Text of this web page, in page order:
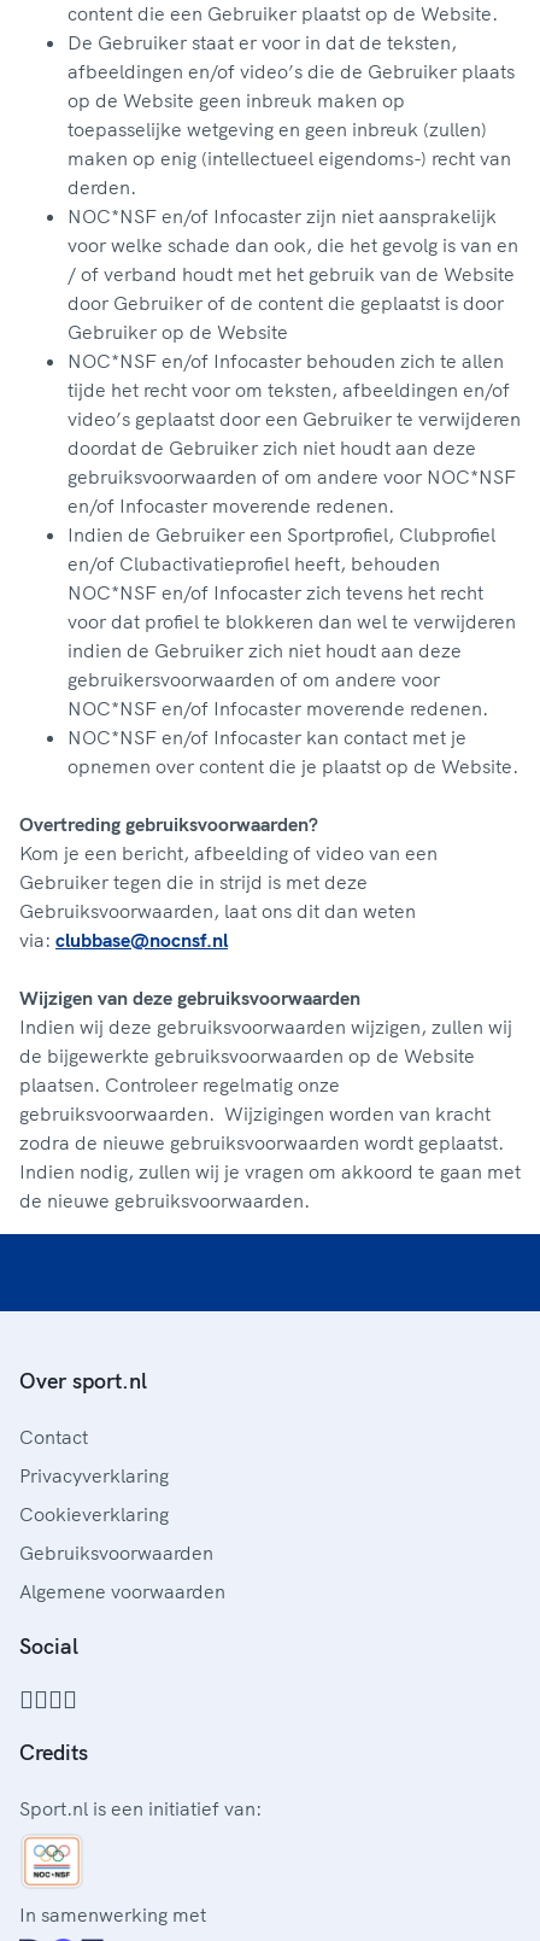
content die een Gebruiker plaatst op de Website.
De Gebruiker staat er voor in dat de teksten,
afbeeldingen en/of video’s die de Gebruiker plaats
op de Website geen inbreuk maken op
toepasselijke wetgeving en geen inbreuk (zullen)
maken op enig (intellectueel eigendoms-) recht van
derden.
NOC*NSF en/of Infocaster zijn niet aansprakelijk
voor welke schade dan ook, die het gevolg is van en
/ of verband houdt met het gebruik van de Website
door Gebruiker of de content die geplaatst is door
Gebruiker op de Website
NOC*NSF en/of Infocaster behouden zich te allen
tijde het recht voor om teksten, afbeeldingen en/of
video’s geplaatst door een Gebruiker te verwijderen
doordat de Gebruiker zich niet houdt aan deze
gebruiksvoorwaarden of om andere voor NOC*NSF
en/of Infocaster moverende redenen.
Indien de Gebruiker een Sportprofiel, Clubprofiel
en/of Clubactivatieprofiel heeft, behouden
NOC*NSF en/of Infocaster zich tevens het recht
voor dat profiel te blokkeren dan wel te verwijderen
indien de Gebruiker zich niet houdt aan deze
gebruikersvoorwaarden of om andere voor
NOC*NSF en/of Infocaster moverende redenen.
NOC*NSF en/of Infocaster kan contact met je
opnemen over content die je plaatst op de Website.
Overtreding gebruiksvoorwaarden?
Kom je een bericht, afbeelding of video van een
Gebruiker tegen die in strijd is met deze
Gebruiksvoorwaarden, laat ons dit dan weten
via: clubbase@nocnsf.nl
Wijzigen van deze gebruiksvoorwaarden
Indien wij deze gebruiksvoorwaarden wijzigen, zullen wij
de bijgewerkte gebruiksvoorwaarden op de Website
plaatsen. Controleer regelmatig onze
gebruiksvoorwaarden. Wijzigingen worden van kracht
zodra de nieuwe gebruiksvoorwaarden wordt geplaatst.
Indien nodig, zullen wij je vragen om akkoord te gaan met
de nieuwe gebruiksvoorwaarden.
Over sport.nl
Contact
Privacyverklaring
Cookieverklaring
Gebruiksvoorwaarden
Algemene voorwaarden
Social
Credits
Sport.nl is een initiatief van:
In samenwerking met